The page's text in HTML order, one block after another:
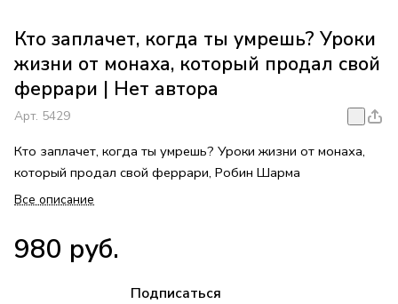
Кто заплачет, когда ты умрешь? Уроки
жизни от монаха, который продал свой
феррари | Нет автора
Арт. 5429
Кто заплачет, когда ты умрешь? Уроки жизни от монаха,
который продал свой феррари, Робин Шарма
Все описание
980 руб.
Подписаться